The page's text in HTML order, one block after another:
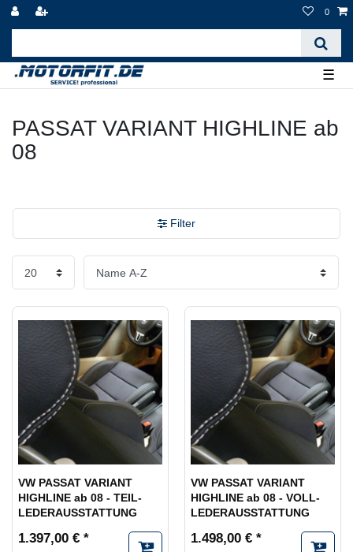
0
☰
PASSAT VARIANT HIGHLINE ab
08
Filter
VW PASSAT VARIANT
HIGHLINE ab 08 - TEIL-
LEDERAUSSTATTUNG
1.397,00 € *
VW PASSAT VARIANT
HIGHLINE ab 08 - VOLL-
LEDERAUSSTATTUNG
1.498,00 € *